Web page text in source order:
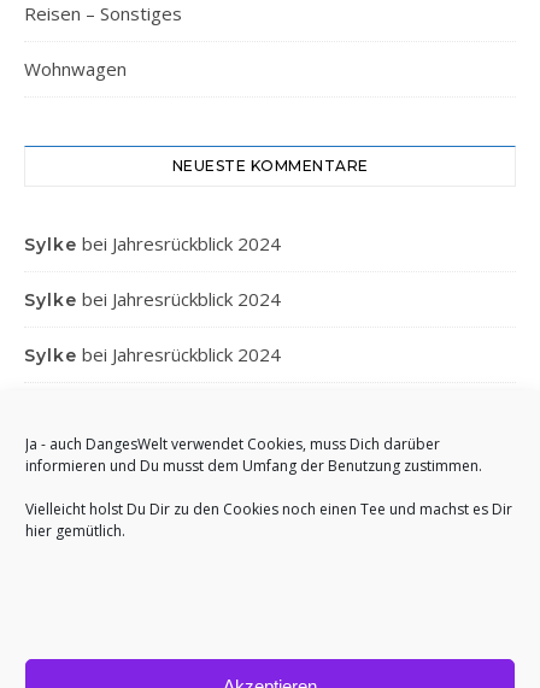
Ja - auch DangesWelt verwendet Cookies, muss Dich darüber
informieren und Du musst dem Umfang der Benutzung zustimmen.
Vielleicht holst Du Dir zu den Cookies noch einen Tee und machst es Dir
hier gemütlich.
Reisen – Sonstiges
Wohnwagen
NEUESTE KOMMENTARE
Sylke bei Jahresrückblick 2024
Sylke bei Jahresrückblick 2024
Sylke bei Jahresrückblick 2024
AnettbeiJahresrückblick 2024